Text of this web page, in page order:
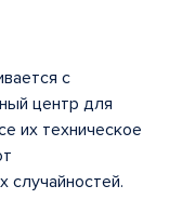
с
центр для
их техническое
случайностей.